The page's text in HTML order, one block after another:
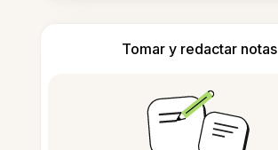
Tomar y redactar notas